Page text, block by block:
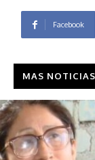
Facebook
MAS NOTICIAS